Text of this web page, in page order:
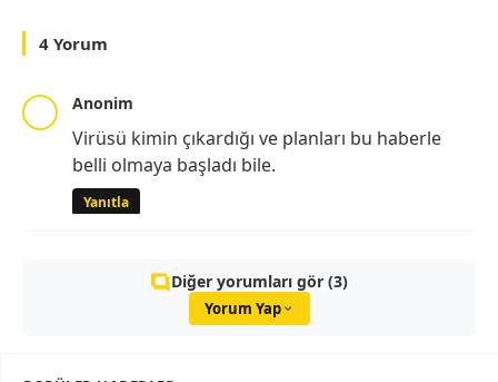
4 Yorum
Anonim
Virüsü kimin çıkardığı ve planları bu haberle
belli olmaya başladı bile.
Yanıtla
Diğer yorumları gör (3)
Yorum Yap